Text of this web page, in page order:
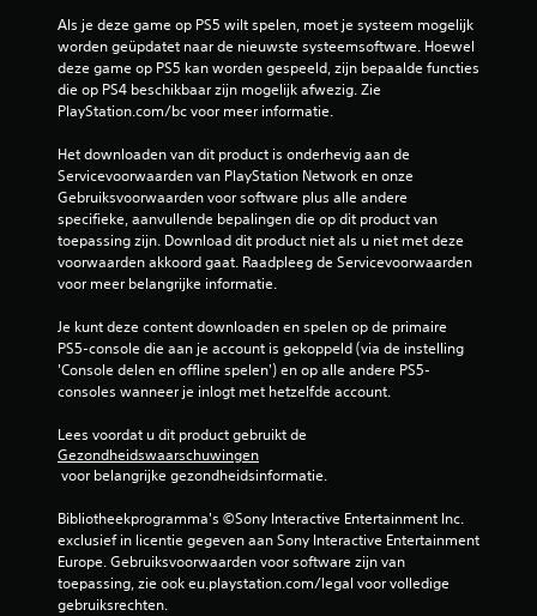
g
e
Als je deze game op PS5 wilt spelen, moet je systeem mogelijk
worden geüpdatet naar de nieuwste systeemsoftware. Hoewel
deze game op PS5 kan worden gespeeld, zijn bepaalde functies
die op PS4 beschikbaar zijn mogelijk afwezig. Zie
PlayStation.com/bc voor meer informatie.
Het downloaden van dit product is onderhevig aan de
Servicevoorwaarden van PlayStation Network en onze
Gebruiksvoorwaarden voor software plus alle andere
specifieke, aanvullende bepalingen die op dit product van
toepassing zijn. Download dit product niet als u niet met deze
voorwaarden akkoord gaat. Raadpleeg de Servicevoorwaarden
voor meer belangrijke informatie.
Je kunt deze content downloaden en spelen op de primaire
PS5-console die aan je account is gekoppeld (via de instelling
'Console delen en offline spelen') en op alle andere PS5-
consoles wanneer je inlogt met hetzelfde account.
Lees voordat u dit product gebruikt de
Gezondheidswaarschuwingen
voor belangrijke gezondheidsinformatie.
Bibliotheekprogramma's ©Sony Interactive Entertainment Inc.
exclusief in licentie gegeven aan Sony Interactive Entertainment
Europe. Gebruiksvoorwaarden voor software zijn van
toepassing, zie ook eu.playstation.com/legal voor volledige
gebruiksrechten.